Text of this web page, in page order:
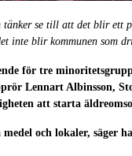
tänker se till att det blir ett
inte blir kommunen som
för tre
Lennart Albinsson,
att starta
och lokaler, säger